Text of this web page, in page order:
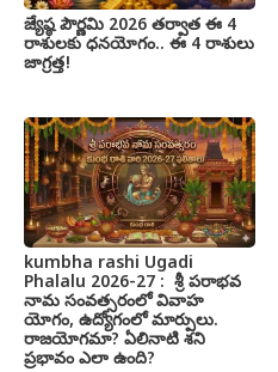
జ్యేష్ఠ పౌర్ణమి 2026 తర్వాత ఈ 4
రాశులకు ధనయోగం.. ఈ 4 రాశులు
జాగ్రత్త!
kumbha rashi Ugadi
Phalalu 2026-27 : శ్రీ పరాభవ
నామ సంవత్సరంలో వివాహ
యోగం, ఉద్యోగంలో మార్పులు.
రాజయోగమా? ఏలినాటి శని
ప్రభావం ఎలా ఉంది?